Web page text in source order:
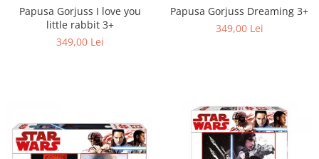
Papusa Gorjuss I love you
little rabbit 3+
349,00 Lei
Papusa Gorjuss Dreaming 3+
349,00 Lei